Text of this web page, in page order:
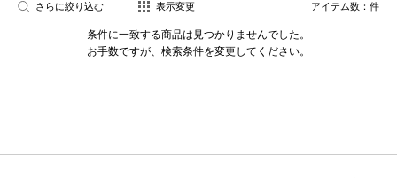
さらに絞り込む 表示変更 アイテム数： 件
条件に一致する商品は見つかりませんでした。
お手数ですが、検索条件を変更してください。